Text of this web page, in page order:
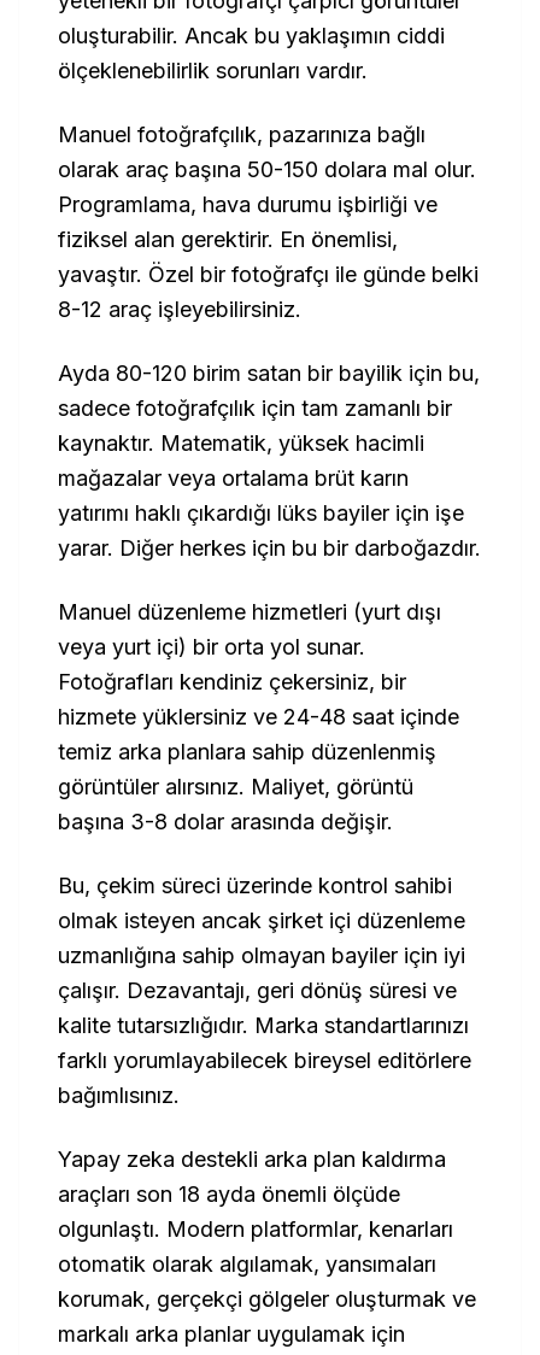
oluşturabilir. Ancak bu yaklaşımın ciddi
ölçeklenebilirlik sorunları vardır.
Manuel fotoğrafçılık, pazarınıza bağlı
olarak araç başına 50-150 dolara mal olur.
Programlama, hava durumu işbirliği ve
fiziksel alan gerektirir. En önemlisi,
yavaştır. Özel bir fotoğrafçı ile günde belki
8-12 araç işleyebilirsiniz.
Ayda 80-120 birim satan bir bayilik için bu,
sadece fotoğrafçılık için tam zamanlı bir
kaynaktır. Matematik, yüksek hacimli
mağazalar veya ortalama brüt karın
yatırımı haklı çıkardığı lüks bayiler için işe
yarar. Diğer herkes için bu bir darboğazdır.
Manuel düzenleme hizmetleri (yurt dışı
veya yurt içi) bir orta yol sunar.
Fotoğrafları kendiniz çekersiniz, bir
hizmete yüklersiniz ve 24-48 saat içinde
temiz arka planlara sahip düzenlenmiş
görüntüler alırsınız. Maliyet, görüntü
başına 3-8 dolar arasında değişir.
Bu, çekim süreci üzerinde kontrol sahibi
olmak isteyen ancak şirket içi düzenleme
uzmanlığına sahip olmayan bayiler için iyi
çalışır. Dezavantajı, geri dönüş süresi ve
kalite tutarsızlığıdır. Marka standartlarınızı
farklı yorumlayabilecek bireysel editörlere
bağımlısınız.
Yapay zeka destekli arka plan kaldırma
araçları son 18 ayda önemli ölçüde
olgunlaştı. Modern platformlar, kenarları
otomatik olarak algılamak, yansımaları
korumak, gerçekçi gölgeler oluşturmak ve
markalı arka planlar uygulamak için